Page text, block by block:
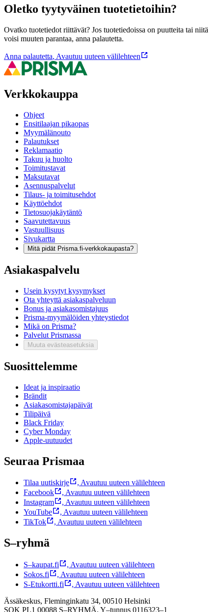
Oletko tyytyväinen tuotetietoihin?
Ovatko tuotetiedot riittävät? Jos tuotetiedoissa on puutteita tai niitä
voisi muuten parantaa, anna palautetta.
Anna palautetta, Avautuu uuteen välilehteen
Verkkokauppa
Ohjeet
Ensitilaajan pikaopas
Myymälänouto
Palautukset
Reklamaatio
Takuu ja huolto
Toimitustavat
Maksutavat
Asennuspalvelut
Tilaus- ja toimitusehdot
Käyttöehdot
Tietosuojakäytäntö
Saavutettavuus
Vastuullisuus
Sivukartta
Mitä pidät Prisma.fi-verkkokaupasta?
Asiakaspalvelu
Usein kysytyt kysymykset
Ota yhteyttä asiakaspalveluun
Bonus ja asiakasomistajuus
Prisma-myymälöiden yhteystiedot
Mikä on Prisma?
Palvelut Prismassa
Muuta evästeasetuksia
Suosittelemme
Ideat ja inspiraatio
Brändit
Asiakasomistajapäivät
Tilipäivä
Black Friday
Cyber Monday
Apple-uutuudet
Seuraa Prismaa
Tilaa uutiskirje , Avautuu uuteen välilehteen
Facebook
, Avautuu uuteen välilehteen
Instagram
, Avautuu uuteen välilehteen
YouTube
, Avautuu uuteen välilehteen
TikTok
, Avautuu uuteen välilehteen
S–ryhmä
S–kaupat.fi , Avautuu uuteen välilehteen
Sokos.fi
, Avautuu uuteen välilehteen
S-Etukortti.fi
, Avautuu uuteen välilehteen
Ässäkeskus, Fleminginkatu 34, 00510 Helsinki
SOK PL1 00088 S–RYHMÄ, Y–tunnus 0116323–1